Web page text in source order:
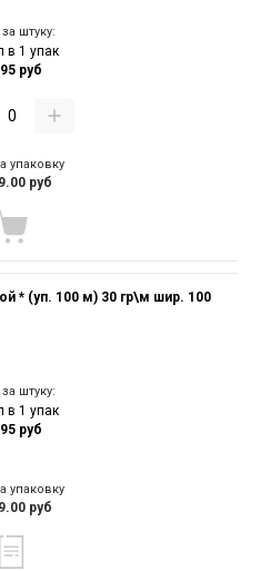
штуку:
в 1 упак
руб
упаковку
руб
* (уп. 100 м) 30 гр\м шир. 100
штуку:
в 1 упак
руб
упаковку
руб